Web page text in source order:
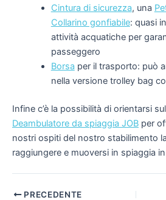
Cintura di sicurezza, una
Collarino gonfiabile: quasi
attività acquatiche per
passeggero
Borsa per il trasporto: può
nella versione trolley bag
Infine c’è la possibilità di orientarsi
Deambulatore da spiaggia JOB per
nostri ospiti del nostro stabilimento
raggiungere e muoversi in spiaggia
Navigazione
PRECEDENTE